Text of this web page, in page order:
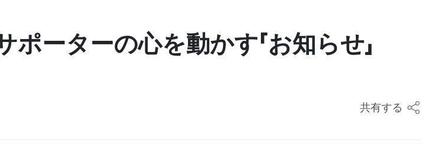
↗︎
成功ストーリー
創作型
ビジネス向け
ーターの心を動かす「お知らせ」
共有する